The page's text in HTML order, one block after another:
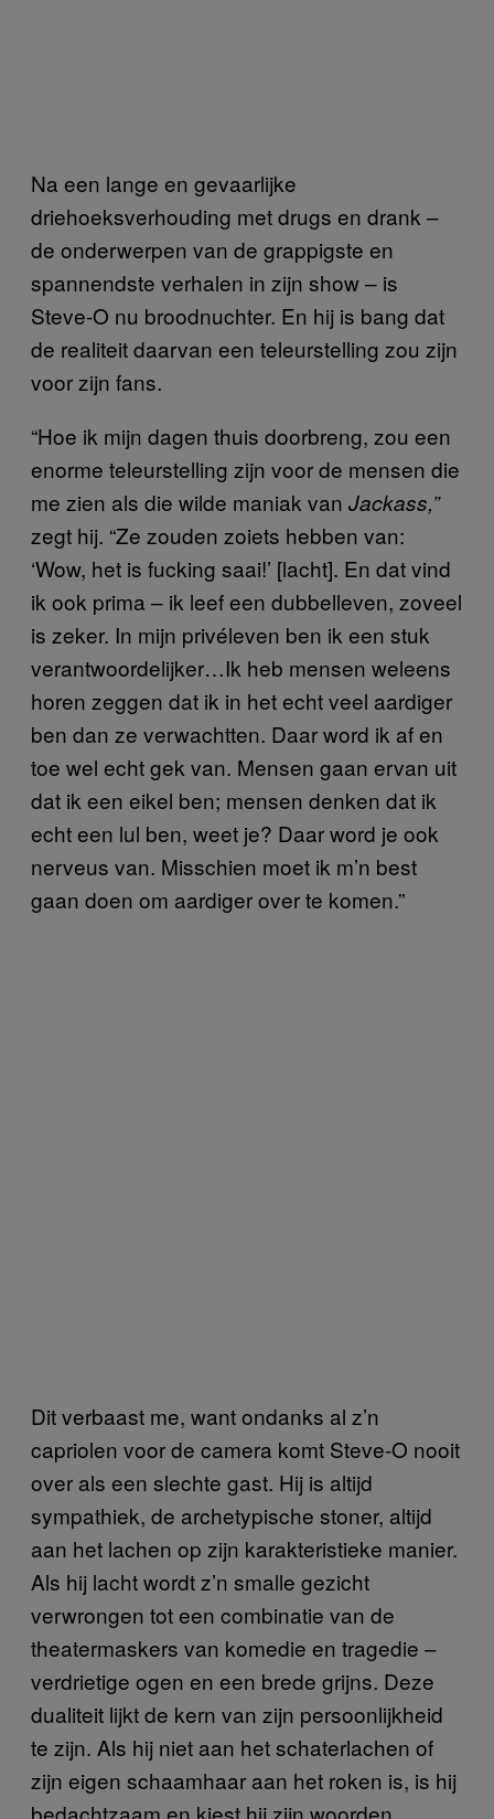
Na een lange en gevaarlijke
driehoeksverhouding met drugs en drank –
de onderwerpen van de grappigste en
spannendste verhalen in zijn show – is
Steve-O nu broodnuchter. En hij is bang dat
de realiteit daarvan een teleurstelling zou zijn
voor zijn fans.
“Hoe ik mijn dagen thuis doorbreng, zou een
enorme teleurstelling zijn voor de mensen die
me zien als die wilde maniak van Jackass,”
zegt hij. “Ze zouden zoiets hebben van:
‘Wow, het is fucking saai!’ [lacht]. En dat vind
ik ook prima – ik leef een dubbelleven, zoveel
is zeker. In mijn privéleven ben ik een stuk
verantwoordelijker…Ik heb mensen weleens
horen zeggen dat ik in het echt veel aardiger
ben dan ze verwachtten. Daar word ik af en
toe wel echt gek van. Mensen gaan ervan uit
dat ik een eikel ben; mensen denken dat ik
echt een lul ben, weet je? Daar word je ook
nerveus van. Misschien moet ik m’n best
gaan doen om aardiger over te komen.”
Dit verbaast me, want ondanks al z’n
capriolen voor de camera komt Steve-O nooit
over als een slechte gast. Hij is altijd
sympathiek, de archetypische stoner, altijd
aan het lachen op zijn karakteristieke manier.
Als hij lacht wordt z’n smalle gezicht
verwrongen tot een combinatie van de
theatermaskers van komedie en tragedie –
verdrietige ogen en een brede grijns. Deze
dualiteit lijkt de kern van zijn persoonlijkheid
te zijn. Als hij niet aan het schaterlachen of
zijn eigen schaamhaar aan het roken is, is hij
bedachtzaam en kiest hij zijn woorden